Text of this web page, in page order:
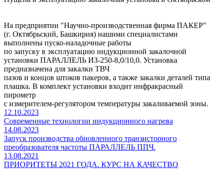
На предприятии "Научно-производственная фирма ПАКЕР"
(г. Октябрьский, Башкирия) нашими специалистами
выполнены пуско-наладочные работы
по запуску в эксплуатацию индукционной закалочной
установки ПАРАЛЛЕЛЬ ИЗ-250-8,0/10,0. Установка
предназначена для закалки ТВЧ
пазов и концов штоков пакеров, а также закалки деталей типа
плашка. В комплект установки входит инфракрасный
пирометр
с измерителем-регулятором температуры закаливаемой зоны.
12.10.2023
Современные технологии индукционного нагрева
14.08.2023
Запуск производства обновленного транзисторного
преобразователя частоты ПАРАЛЛЕЛЬ ППЧ.
13.08.2021
ПРИОРИТЕТЫ 2021 ГОДА. КУРС НА КАЧЕСТВО